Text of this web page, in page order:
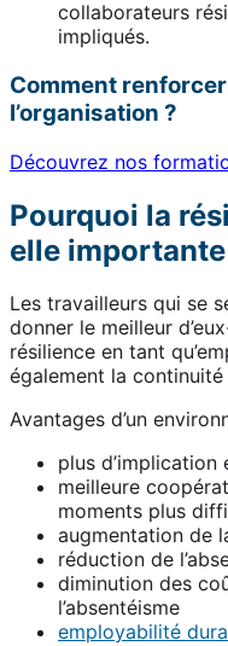
collaborateurs
impliqués.
Comment
l’organisation ?
Découvrez nos
Pourquoi la
elle
Les travailleurs qui se
donner le meilleur
résilience en tant
également la
Avantages d’un
plus
meilleure
moments plus
augmentation de
réduction de
diminution des
l’absentéisme
employabilité